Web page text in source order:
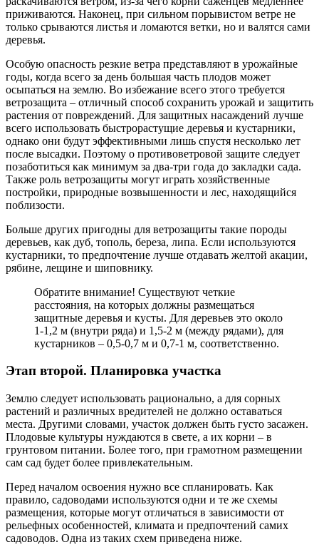
приживаются. Наконец, при сильном порывистом ветре не
только срываются листья и ломаются ветки, но и валятся сами
деревья.
Особую опасность резкие ветра представляют в урожайные
годы, когда всего за день большая часть плодов может
осыпаться на землю. Во избежание всего этого требуется
ветрозащита – отличный способ сохранить урожай и защитить
растения от повреждений. Для защитных насаждений лучше
всего использовать быстрорастущие деревья и кустарники,
однако они будут эффективными лишь спустя несколько лет
после высадки. Поэтому о противоветровой защите следует
позаботиться как минимум за два-три года до закладки сада.
Также роль ветрозащиты могут играть хозяйственные
постройки, природные возвышенности и лес, находящийся
поблизости.
Больше других пригодны для ветрозащиты такие породы
деревьев, как дуб, тополь, береза, липа. Если используются
кустарники, то предпочтение лучше отдавать желтой акации,
рябине, лещине и шиповнику.
Обратите внимание! Существуют четкие
расстояния, на которых должны размещаться
защитные деревья и кусты. Для деревьев это около
1-1,2 м (внутри ряда) и 1,5-2 м (между рядами), для
кустарников – 0,5-0,7 м и 0,7-1 м, соответственно.
Этап второй. Планировка участка
Землю следует использовать рационально, а для сорных
растений и различных вредителей не должно оставаться
места. Другими словами, участок должен быть густо засажен.
Плодовые культуры нуждаются в свете, а их корни – в
грунтовом питании. Более того, при грамотном размещении
сам сад будет более привлекательным.
Перед началом освоения нужно все спланировать. Как
правило, садоводами используются одни и те же схемы
размещения, которые могут отличаться в зависимости от
рельефных особенностей, климата и предпочтений самих
садоводов. Одна из таких схем приведена ниже.